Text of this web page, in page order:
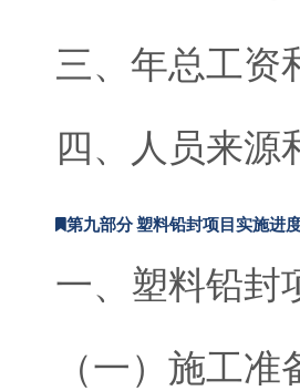
三、年总工资
四、人员来源
第九部分 塑料铅封项目实施进
一、塑料铅封
（一）施工准